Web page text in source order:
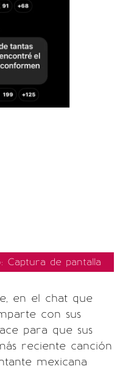
Captura de pantalla
en el chat que
con sus
para que sus
reciente canción
mexicana